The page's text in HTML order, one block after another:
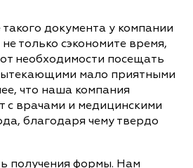
документа у компании
только сэкономите время,
необходимости посещать
мало приятными
что наша компания
с врачами и медицинскими
благодаря чему твердо
получения формы. Нам